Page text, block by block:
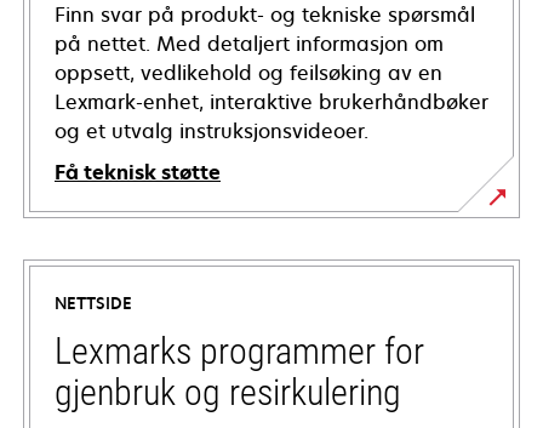
Finn svar på produkt- og tekniske spørsmål
på nettet. Med detaljert informasjon om
oppsett, vedlikehold og feilsøking av en
Lexmark-enhet, interaktive brukerhåndbøker
og et utvalg instruksjonsvideoer.
Få teknisk støtte
opens
in
new
tab
NETTSIDE
Lexmarks programmer for
gjenbruk og resirkulering